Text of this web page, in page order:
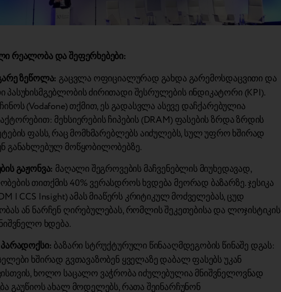
რეალობა და შეფერხებები:
ზეწოლა: გაცვლა ოფიციალურად გახდა გარემოსდაცვითი და
პასუხისმგებლობის ძირითადი შესრულების ინდიკატორი (KPI).
(Vodafone) თქმით, ეს გადასვლა ასევე დაჩქარებულია
მეხსიერების ჩიპების (DRAM) ფასების ზრდა ზრდის
ფასს, რაც მომხმარებლებს აიძულებს, სულ უფრო ხშირად
განახლებულ მოწყობილობებზე.
გაჟონვა: მაღალი შეგროვების მაჩვენებლის მიუხედავად,
თითქმის 40% ვერასდროს ხვდება მეორად ბაზარზე. ჯესიკა
| CCS Insight) ამას მიაწერს კრიტიკულ მოძველებას, ცუდ
ან ნარჩენ ღირებულებას, რომლის შეკეთებისა და ლოჯისტიკის
ხდება.
ბაზარი სტრუქტურული წინააღმდეგობის წინაშე დგას:
ხშირად გვთავაზობენ ყველაზე დაბალ ფასებს უკან
ხოლო საცალო ვაჭრობა იძულებულია მნიშვნელოვნად
გაუწიოს ახალ მოდელებს, რათა შეინარჩუნონ